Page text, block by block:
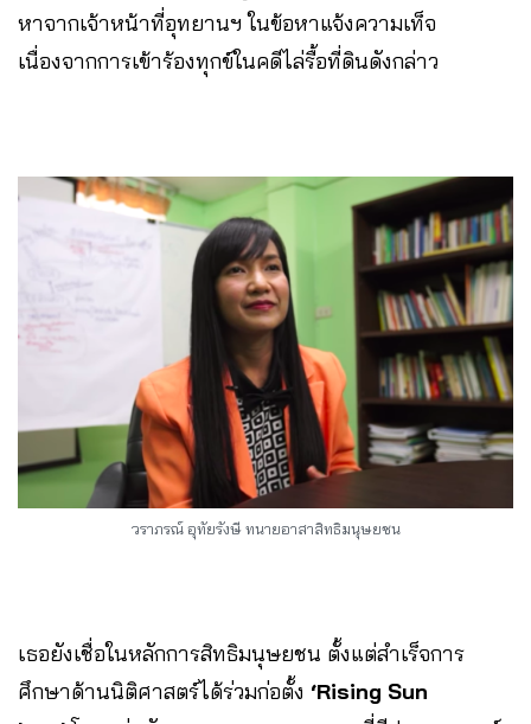
หาจากเจ้าหน้าที่อุทยานฯ ในข้อหาแจ้งความเท็จ
เนื่องจากการเข้าร้องทุกข์ในคดีไล่รื้อที่ดินดังกล่าว
วราภรณ์ อุทัยรังษี ทนายอาสาสิทธิมนุษยชน
เธอยังเชื่อในหลักการสิทธิมนุษยชน ตั้งแต่สำเร็จการ
ศึกษาด้านนิติศาสตร์ได้ร่วมก่อตั้ง ‘Rising Sun